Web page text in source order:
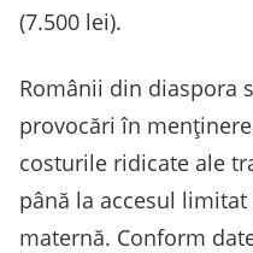
(7.500 lei).
Românii din diaspora
provocări în
costurile ridicate ale
până la accesul
maternă. Conform